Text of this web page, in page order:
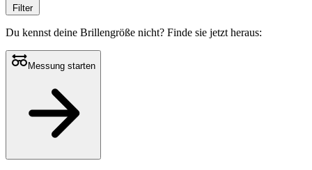
Filter
Du kennst deine Brillengröße nicht? Finde sie jetzt heraus:
Messung starten